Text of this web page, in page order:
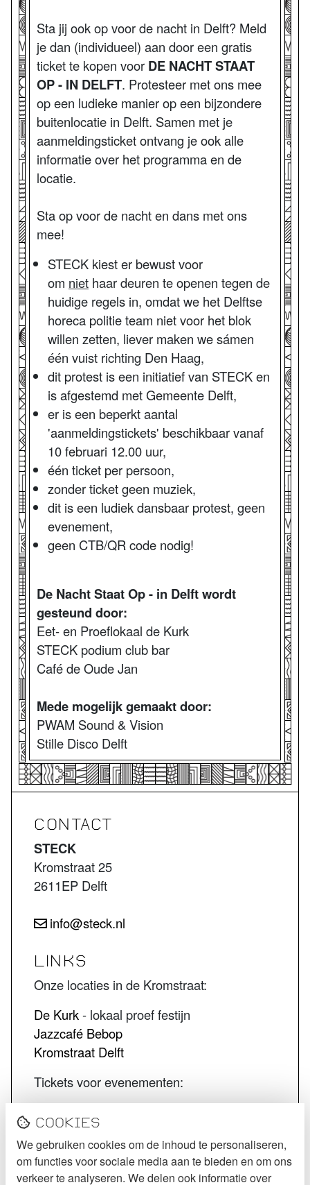
Sta jij ook op voor de nacht in Delft? Meld
je dan (individueel) aan door een gratis
ticket te kopen voor DE NACHT STAAT
OP - IN DELFT. Protesteer met ons mee
op een ludieke manier op een bijzondere
buitenlocatie in Delft. Samen met je
aanmeldingsticket ontvang je ook alle
informatie over het programma en de
locatie.
Sta op voor de nacht en dans met ons
mee!
STECK kiest er bewust voor
om niet haar deuren te openen tegen de
huidige regels in, omdat we het Delftse
horeca politie team niet voor het blok
willen zetten, liever maken we sámen
één vuist richting Den Haag,
dit protest is een initiatief van STECK en
is afgestemd met Gemeente Delft,
er is een beperkt aantal
'aanmeldingstickets' beschikbaar vanaf
10 februari 12.00 uur,
één ticket per persoon,
zonder ticket geen muziek,
dit is een ludiek dansbaar protest, geen
evenement,
geen CTB/QR code nodig!
De Nacht Staat Op - in Delft wordt
gesteund door:
Eet- en Proeflokaal de Kurk
STECK podium club bar
Café de Oude Jan
Mede mogelijk gemaakt door:
PWAM Sound & Vision
Stille Disco Delft
CONTACT
STECK
Kromstraat 25
2611EP Delft
info@steck.nl
LINKS
Onze locaties in de Kromstraat:
De Kurk- lokaal proef festijn
Jazzcafé Bebop
Kromstraat Delft
Tickets voor evenementen:
De Kurk tickets
Jazzcafé Bebop tickets
VOLG STECK
Cookies
We gebruiken cookies om de inhoud te personaliseren,
om functies voor sociale media aan te bieden en om ons
verkeer te analyseren. We delen ook informatie over